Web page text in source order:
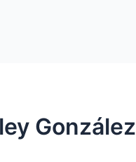
González